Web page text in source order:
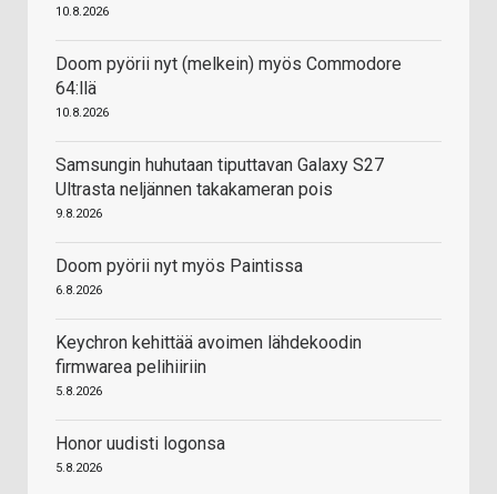
10.8.2026
Doom pyörii nyt (melkein) myös Commodore
64:llä
10.8.2026
Samsungin huhutaan tiputtavan Galaxy S27
Ultrasta neljännen takakameran pois
9.8.2026
Doom pyörii nyt myös Paintissa
6.8.2026
Keychron kehittää avoimen lähdekoodin
firmwarea pelihiiriin
5.8.2026
Honor uudisti logonsa
5.8.2026